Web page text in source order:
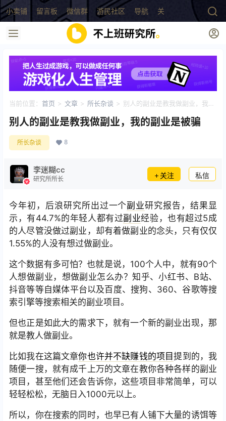
小卖铺 留言板 微信群 游民社区 导航 关于
当前位置： 首页 > 文章 > 所长杂谈 > 别人的副业是教我做副业，我的
别人的副业是教我做副业，我的副业是被骗
所长杂谈 8
李迷糊cc
研究所所长 关注 私信
今年初，后浪研究所出过一个副业研究报告，结果显
示，有44.7%的年轻人都有过副业经验，也有超过5成
的人尽管没做过副业，却有着做副业的念头，只有仅仅
1.55%的人没有想过做副业。
这个数据有多可怕？也就是说，100个人中，就有90个
人想做副业，想做副业怎么办？知乎、小红书、B站、
抖音等等自媒体平台以及百度、搜狗、360、谷歌等搜
索引擎等搜索相关的副业项目。
但也正是如此大的需求下，就有一个新的副业出现，那
就是教人做副业。
比如我在这篇文章你也许并不缺赚钱的项目提到的，我
随便一搜，就有成千上万的文章在教你各种各样的副业
项目，甚至他们还会告诉你，这些项目非常简单，可以
轻轻松松，无脑日入1000元以上。
所以，你在搜索的同时，也早已有人铺下大量的诱饵等